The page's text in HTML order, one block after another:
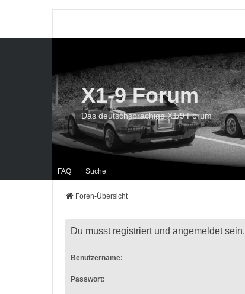
FAQ Suche
X1-9 Forum
Das deutschsprachige X1/9 Forum
Foren-Übersicht
Du musst registriert und angemeldet
Benutzername:
Passwort: